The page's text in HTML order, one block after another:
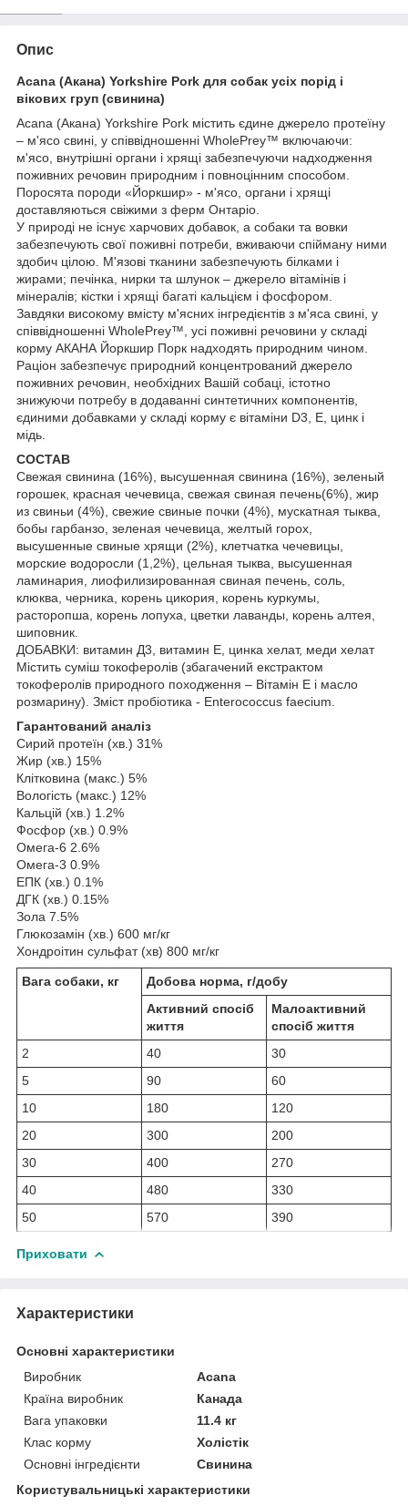
Опис
Acana (Акана) Yorkshire Pork для собак усіх порід і
вікових груп (свинина)
Acana (Акана) Yorkshire Pork містить єдине джерело протеїну
– м'ясо свині, у співвідношенні WholePrey™ включаючи:
м'ясо, внутрішні органи і хрящі забезпечуючи надходження
поживних речовин природним і повноцінним способом.
Поросята породи «Йоркшир» - м'ясо, органи і хрящі
доставляються свіжими з ферм Онтаріо.
У природі не існує харчових добавок, а собаки та вовки
забезпечують свої поживні потреби, вживаючи спійману ними
здобич цілою. М'язові тканини забезпечують білками і
жирами; печінка, нирки та шлунок – джерело вітамінів і
мінералів; кістки і хрящі багаті кальцієм і фосфором.
Завдяки високому вмісту м'ясних інгредієнтів з м'яса свині, у
співвідношенні WholePrey™, усі поживні речовини у складі
корму АКАНА Йоркшир Порк надходять природним чином.
Раціон забезпечує природний концентрований джерело
поживних речовин, необхідних Вашій собаці, істотно
знижуючи потребу в додаванні синтетичних компонентів,
єдиними добавками у складі корму є вітаміни D3, Е, цинк і
мідь.
СОСТАВ
Свежая свинина (16%), высушенная свинина (16%), зеленый
горошек, красная чечевица, свежая свиная печень(6%), жир
из свиньи (4%), свежие свиные почки (4%), мускатная тыква,
бобы гарбанзо, зеленая чечевица, желтый горох,
высушенные свиные хрящи (2%), клетчатка чечевицы,
морские водоросли (1,2%), цельная тыква, высушенная
ламинария, лиофилизированная свиная печень, соль,
клюква, черника, корень цикория, корень куркумы,
расторопша, корень лопуха, цветки лаванды, корень алтея,
шиповник.
ДОБАВКИ: витамин Д3, витамин E, цинка хелат, меди хелат
Містить суміш токоферолів (збагачений екстрактом
токоферолів природного походження – Вітамін Е і масло
розмарину). Зміст пробіотика - Enterococcus faecium.
Гарантований аналіз
Сирий протеїн (хв.) 31%
Жир (хв.) 15%
Клітковина (макс.) 5%
Вологість (макс.) 12%
Кальцій (хв.) 1.2%
Фосфор (хв.) 0.9%
Омега-6 2.6%
Омега-3 0.9%
ЕПК (хв.) 0.1%
ДГК (хв.) 0.15%
Зола 7.5%
Глюкозамін (хв.) 600 мг/кг
Хондроітин сульфат (хв) 800 мг/кг
Вага собаки, кг
Добова норма, г/добу
Активний спосіб
життя
Малоактивний
спосіб життя
2
40
30
5
90
60
10
180
120
20
300
200
30
400
270
40
480
330
50
570 390
Приховати
Характеристики
Основні характеристики
Виробник
Acana
Країна виробник
Канада
Вага упаковки
11.4 кг
Клас корму
Холістік
Основні інгредієнти
Свинина
Користувальницькі характеристики